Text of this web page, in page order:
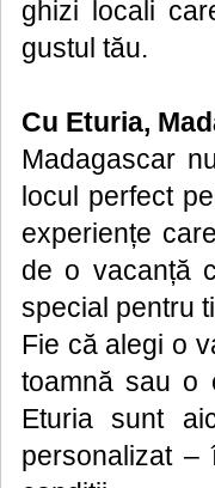
ghizi locali
gustul tău.
Cu Eturia,
Madagascar
locul perfect
experiențe
de o vacanță
special pentru
Fie că alegi o
toamnă sau o
Eturia sunt
personalizat